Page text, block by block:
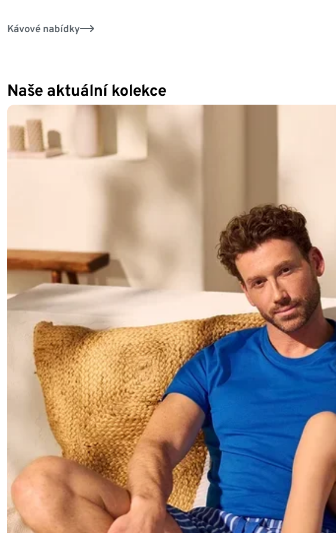
Kávové nabídky
Naše aktuální kolekce